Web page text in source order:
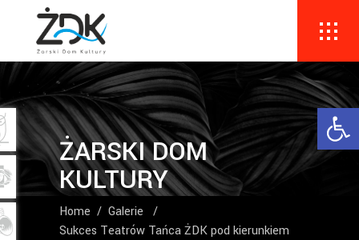
ŻARSKI DOM
KULTURY
Home / Galerie
/
Sukces Teatrów Tańca ŻDK pod kierunkiem